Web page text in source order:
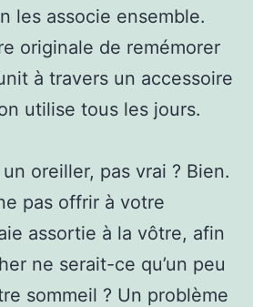
les associe ensemble.
originale de remémorer
à travers un accessoire
utilise tous les jours.
oreiller, pas vrai ? Bien.
pas offrir à votre
assortie à la vôtre, afin
ne serait-ce qu’un peu
sommeil ? Un problème